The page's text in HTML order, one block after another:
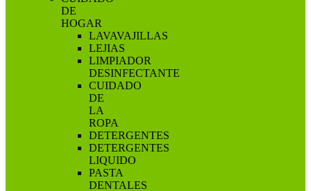
DE
HOGAR
LAVAVAJILLAS
LEJIAS
LIMPIADOR
DESINFECTANTE
CUIDADO
DE
LA
ROPA
DETERGENTES
DETERGENTES
LIQUIDO
PASTA
DENTALES